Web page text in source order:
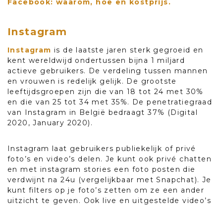
Facebook: waarom, hoe en kostprijs.
Instagram
Instagram is de laatste jaren sterk gegroeid en
kent wereldwijd ondertussen bijna 1 miljard
actieve gebruikers. De verdeling tussen mannen
en vrouwen is redelijk gelijk. De grootste
leeftijdsgroepen zijn die van 18 tot 24 met 30%
en die van 25 tot 34 met 35%. De penetratiegraad
van Instagram in België bedraagt 37% (Digital
2020, January 2020).
Instagram laat gebruikers publiekelijk of privé
foto’s en video’s delen. Je kunt ook privé chatten
en met instagram stories een foto posten die
verdwijnt na 24u (vergelijkbaar met Snapchat). Je
kunt filters op je foto’s zetten om ze een ander
uitzicht te geven. Ook live en uitgestelde video’s